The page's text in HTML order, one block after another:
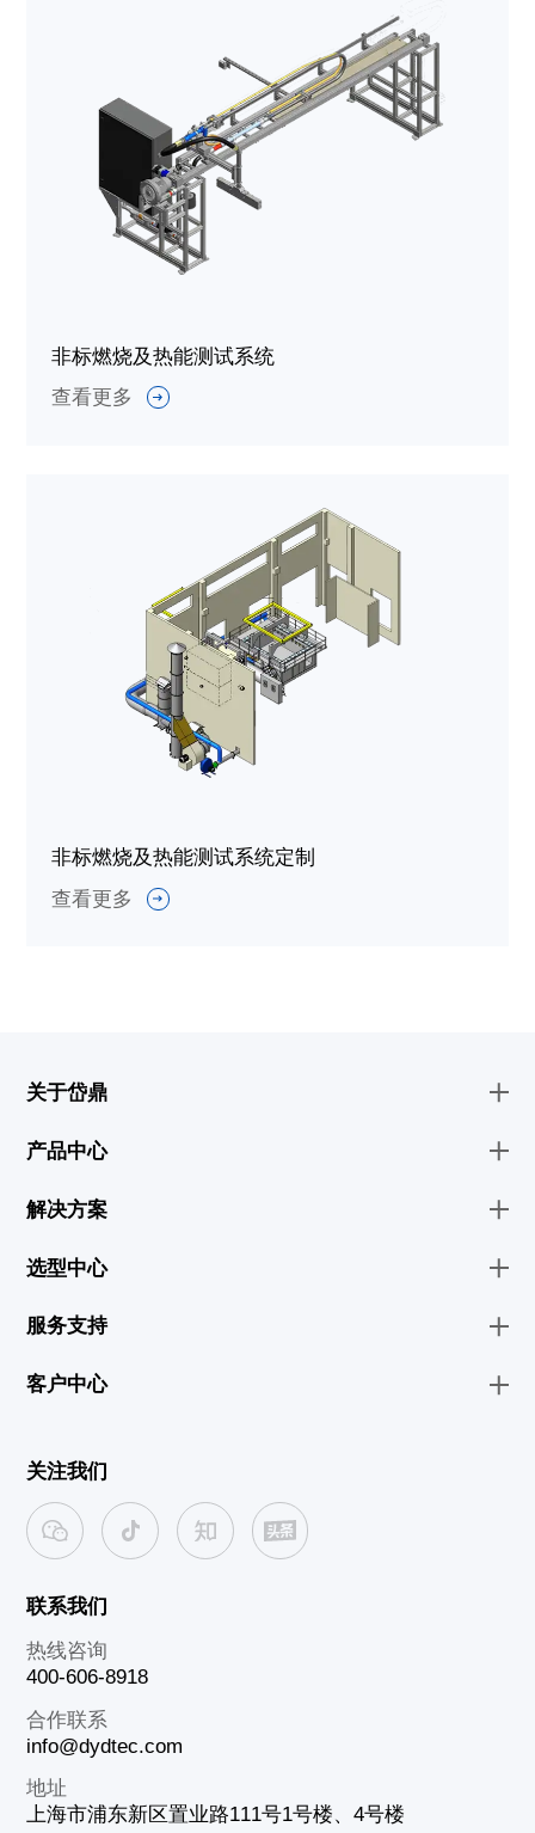
非标燃烧及热能测试系统
查看更多
非标燃烧及热能测试系统定制
查看更多
关于岱鼎
产品中心
解决方案
选型中心
服务支持
客户中心
关注我们
联系我们
热线咨询
400-606-8918
合作联系
info@dydtec.com
地址
上海市浦东新区置业路111号1号楼、4号楼